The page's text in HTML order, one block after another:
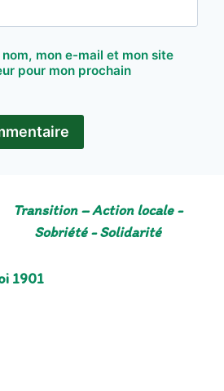
mon e-mail et mon site
pour mon prochain
Transition – Action locale -
Sobriété - Solidarité
1901